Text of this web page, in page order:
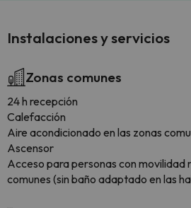
Instalaciones y servicios
Zonas comunes
24 h recepción
Calefacción
Aire acondicionado en las zonas
Ascensor
Acceso para personas con movilidad
comunes (sin baño adaptado en las